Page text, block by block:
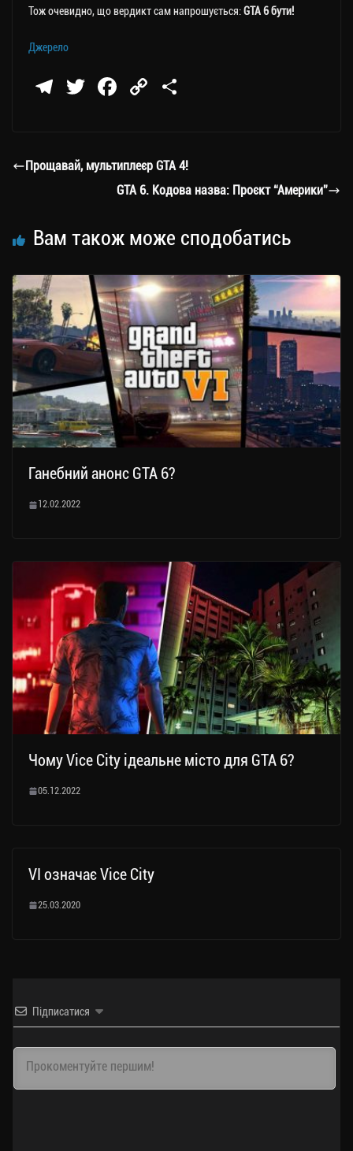
Тож очевидно, що вердикт сам напрошується:GTA 6 бути!
Джерело
Te
a
T
er
Fa
ok
C
Li
nk
ли
ти
Прощавай, мультиплеєр GTA 4!
GTA 6. Кодова назва: Проєкт “Америки”
Вам також може сподобатись
Ганебний анонс GTA 6?
12.02.2022
Чому Vice City ідеальне місто для GTA 6?
05.12.2022
VI означає Vice City
25.03.2020
Підписатися